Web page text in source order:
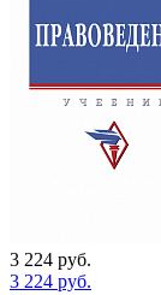
3 224 руб.
3 224 руб.